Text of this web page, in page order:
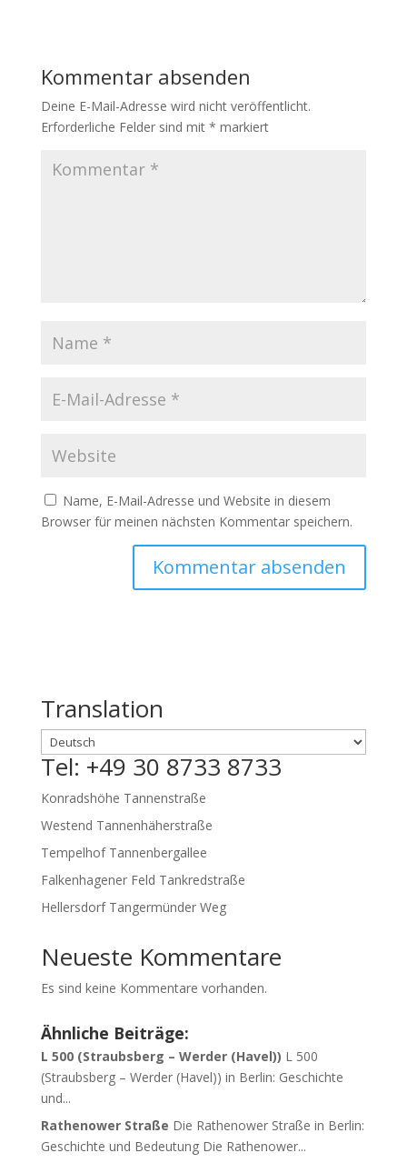
Kommentar absenden
Deine E-Mail-Adresse wird nicht veröffentlicht.
Erforderliche Felder sind mit * markiert
Name, E-Mail-Adresse und Website in diesem
Browser für meinen nächsten Kommentar speichern.
Translation
Tel: +49 30 8733 8733
Konradshöhe Tannenstraße
Westend Tannenhäherstraße
Tempelhof Tannenbergallee
Falkenhagener Feld Tankredstraße
Hellersdorf Tangermünder Weg
Neueste Kommentare
Es sind keine Kommentare vorhanden.
Ähnliche Beiträge:
L 500 (Straubsberg – Werder (Havel)) L 500
(Straubsberg – Werder (Havel)) in Berlin: Geschichte
und...
Rathenower Straße Die Rathenower Straße in Berlin:
Geschichte und Bedeutung Die Rathenower...